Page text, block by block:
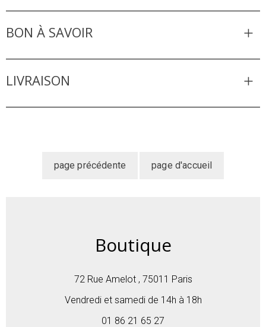
BON À SAVOIR
LIVRAISON
Boutique
72 Rue Amelot , 75011 Paris
Vendredi et samedi de 14h à 18h
01 86 21 65 27